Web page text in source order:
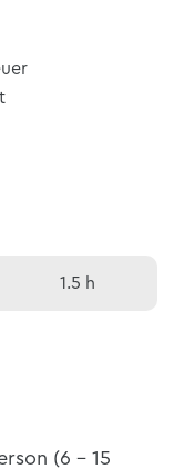
1.5 h
(6 - 15